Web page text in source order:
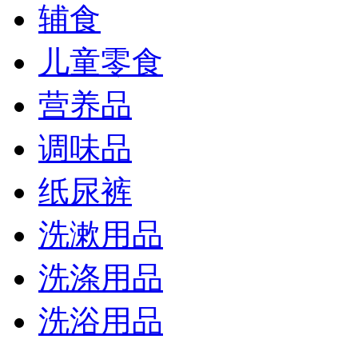
辅食
儿童零食
营养品
调味品
纸尿裤
洗漱用品
洗涤用品
洗浴用品